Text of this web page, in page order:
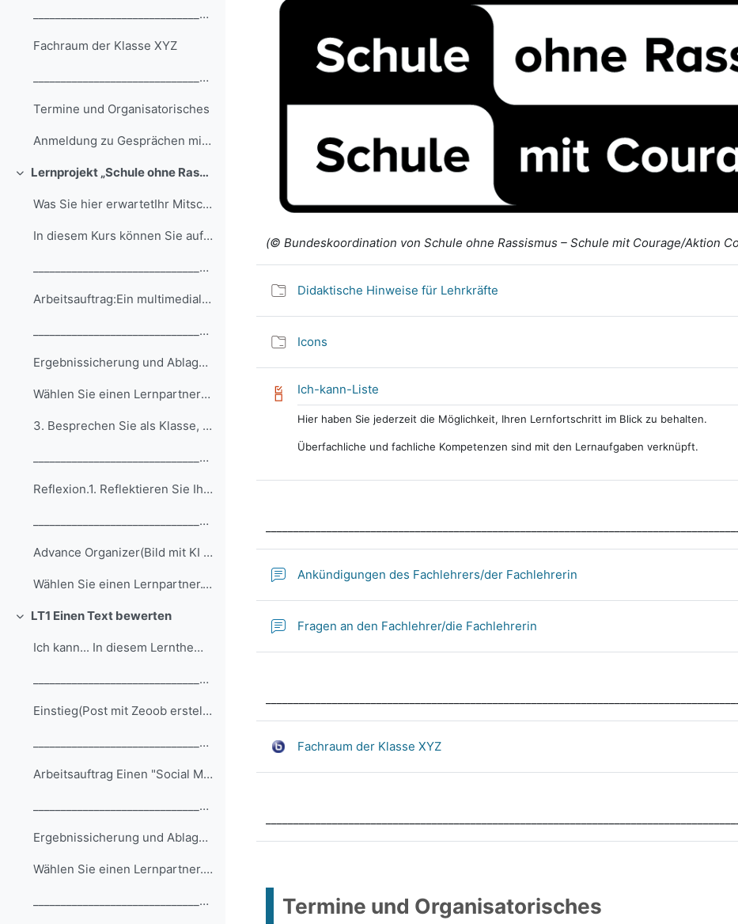
__________________________________________________...
Fachraum der Klasse XYZ
__________________________________________________...
Termine und Organisatorisches
Anmeldung zu Gesprächen mit dem Fachlehrer/der Fachlehrerin
Einklappen Lernprojekt „Schule ohne Rassismus – Schule mit Courage“ - ein multimediales Plakat gestalten
Was Sie hier erwartetIhr Mitschüler Robin ist in d...
In diesem Kurs können Sie auf den Lernniveaus A, B...
__________________________________________________...
Arbeitsauftrag:Ein multimediales Plakat zum Projek...
__________________________________________________...
Ergebnissicherung und Ablage1. Generieren Sie eine...
Wählen Sie einen Lernpartner auf demselben Niveau....
3. Besprechen Sie als Klasse, wie Sie Ihre Ergebni...
__________________________________________________... (Kopie)
Reflexion.1. Reflektieren Sie Ihren Lernprozess mi...
__________________________________________________...
Advance Organizer(Bild mit KI (ChatGPT) generiert ...
Wählen Sie einen Lernpartner.1. Betrachten Sie den...
Einklappen
LT1 Einen Text bewerten
Ich kann... In diesem Lernthema lerne ich Folgende...
__________________________________________________... (Kopie) (Kopie) (Kopie) (Kopie) (Kopie) (Kopie) (Kopie) (Kopie) (Kopie)
Einstieg(Post mit Zeoob erstellt; Bild mit KI (can...
__________________________________________________... (Kopie) (Kopie) (Kopie) (Kopie) (Kopie) (Kopie) (Kopie) (Kopie)
Arbeitsauftrag Einen "Social Media Post" (=Rezensi...
__________________________________________________... (Kopie) (Kopie) (Kopie) (Kopie) (Kopie) (Kopie) (Kopie) (Kopie)
Ergebnissicherung und Ablage 1. Laden Sie Ihren Po...
Wählen Sie einen Lernpartner.2. Betrachten Sie geg...
__________________________________________________... (Kopie) (Kopie) (Kopie) (Kopie) (Kopie) (Kopie) (Kopie) (Kopie) (Kopie) (Kopie)
(© Bundeskoordination von Schule ohne Rassismus – Schule mit Courage/Aktion
Didaktische Hinweise für Lehrkräfte
Icons
Ich-kann-Liste
Hier haben Sie jederzeit die Möglichkeit, Ihren Lernfortschritt im Blick zu behalten.
Überfachliche und fachliche Kompetenzen sind mit den Lernaufgaben verknüpft.
Ankündigungen des Fachlehrers/der Fachlehrerin
Fragen an den Fachlehrer/die Fachlehrerin
Fachraum der Klasse XYZ
Termine und Organisatorisches